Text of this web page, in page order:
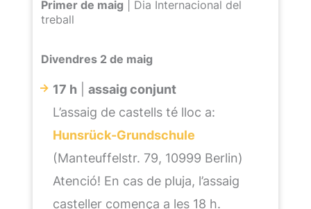
Primer de maig | Dia Internacional del
treball
Divendres 2 de maig
17 h |assaig conjunt
L’assaig de castells té lloc a:
Hunsrück-Grundschule
(Manteuffelstr. 79, 10999 Berlin)
Atenció! En cas de pluja, l’assaig
casteller comença a les 18 h.